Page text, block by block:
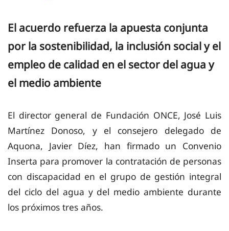
El acuerdo refuerza la apuesta conjunta
por la sostenibilidad, la inclusión social y el
empleo de calidad en el sector del agua y
el medio ambiente
El director general de Fundación ONCE, José Luis
Martínez Donoso, y el consejero delegado de
Aquona, Javier Díez, han firmado un Convenio
Inserta para promover la contratación de personas
con discapacidad en el grupo de gestión integral
del ciclo del agua y del medio ambiente durante
los próximos tres años.